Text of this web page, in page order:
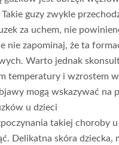
guzy zwykle
za uchem, nie
nie zapominaj, że ta
Warto jednak
temperatury i wzrostem
mogą wskazywać na
u dzieci
takiej choroby
Delikatna skóra dziecka,